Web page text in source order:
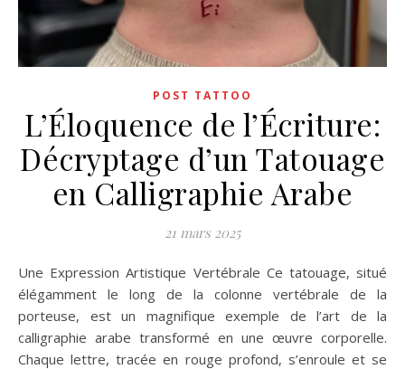
POST TATTOO
L’Éloquence de l’Écriture:
Décryptage d’un Tatouage
en Calligraphie Arabe
21 mars 2025
Une Expression Artistique Vertébrale Ce tatouage, situé
élégamment le long de la colonne vertébrale de la
porteuse, est un magnifique exemple de l’art de la
calligraphie arabe transformé en une œuvre corporelle.
Chaque lettre, tracée en rouge profond, s’enroule et se